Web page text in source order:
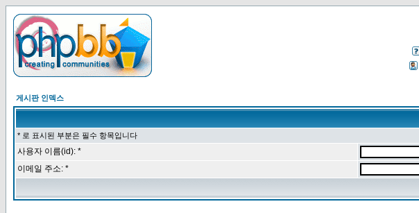
게시판 인덱스
* 로 표시된 부분은 필수 항목입니다
사용자 이름(id): *
이메일 주소: *